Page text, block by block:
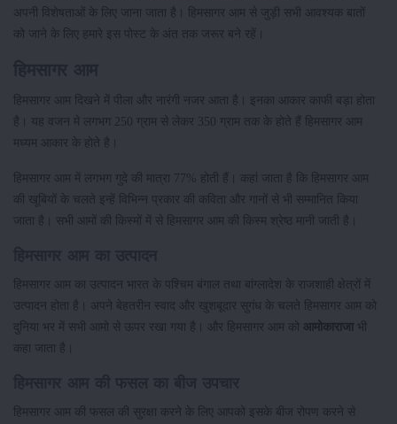
अपनी विशेषताओं के लिए जाना जाता है। हिमसागर आम से जुड़ी सभी आवश्यक बातों
को जाने के लिए हमारे इस पोस्ट के अंत तक जरूर बने रहें।
हिमसागर आम दिखने में पीला और नारंगी नजर आता है। इनका आकार काफी बड़ा होता
है। यह वजन मे लगभग 250 ग्राम से लेकर 350 ग्राम तक के होते हैं हिमसागर आम
मध्यम आकार के होते है।
हिमसागर आम में लगभग गुदे की मात्रा 77% होती हैं। कहां जाता है कि हिमसागर आम
की खूबियों के चलते इन्हें विभिन्न प्रकार की कविता और गानों से भी सम्मानित किया
जाता है। सभी आमों की किस्मों में से हिमसागर आम की किस्म श्रेष्ठ मानी जाती है।
हिमसागर आम का उत्पादन भारत के पश्चिम बंगाल तथा बांग्लादेश के राजशाही क्षेत्रों में
उत्पादन होता है। अपने बेहतरीन स्वाद और खुशबूदार सुगंध के चलते हिमसागर आम को
दुनिया भर में सभी आमो से ऊपर रखा गया है। और हिमसागर आम को आमोकाराजा भी
कहा जाता है।
हिमसागर आम की फसल की सुरक्षा करने के लिए आपको इसके बीज रोपण करने से